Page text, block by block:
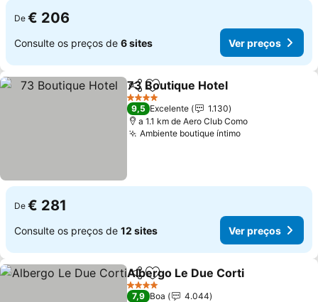
De € 206
Consulte os preços de 6 sites Ver preços
PartilharAdicionar aos favoritos
73 Boutique Hotel
4 Estrelas
9,5 Excelente
1.130
a 1.1 km de Aero Club Como
Ambiente boutique íntimoVer preços
De € 281
Consulte os preços de 12 sites Ver preços
PartilharAdicionar aos favoritos
Albergo Le Due Corti
4 Estrelas
7,9 Boa
4.044